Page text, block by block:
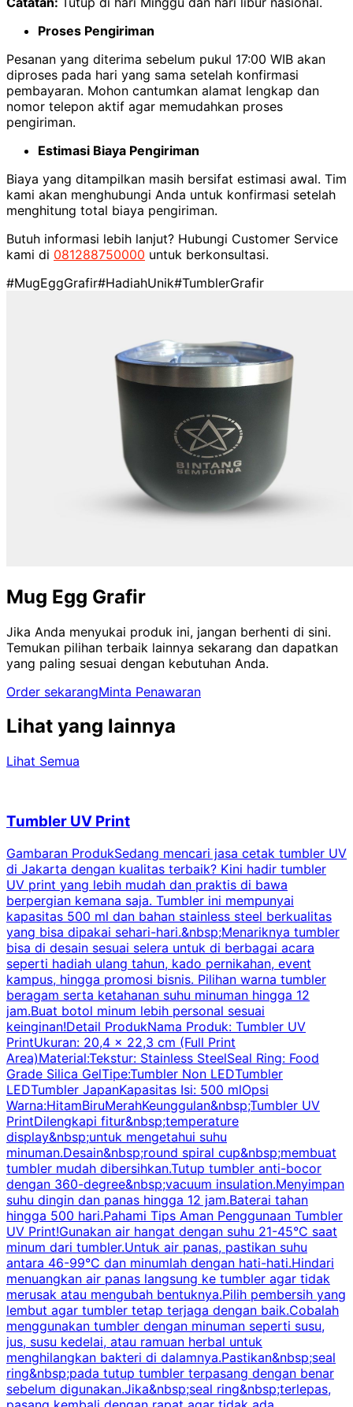
Proses Pengiriman
Pesanan yang diterima sebelum pukul 17:00 WIB akan
diproses pada hari yang sama setelah konfirmasi
pembayaran. Mohon cantumkan alamat lengkap dan
nomor telepon aktif agar memudahkan proses
pengiriman.
Estimasi Biaya Pengiriman
Biaya yang ditampilkan masih bersifat estimasi awal. Tim
kami akan menghubungi Anda untuk konfirmasi setelah
menghitung total biaya pengiriman.
Butuh informasi lebih lanjut? Hubungi Customer Service
kami di 081288750000 untuk berkonsultasi.
#MugEggGrafir#HadiahUnik#TumblerGrafir
Mug Egg Grafir
Jika Anda menyukai produk ini, jangan berhenti di sini.
Temukan pilihan terbaik lainnya sekarang dan dapatkan
yang paling sesuai dengan kebutuhan Anda.
Order sekarangMinta Penawaran
Lihat yang lainnya
Lihat Semua
Tumbler UV Print
Gambaran ProdukSedang mencari jasa cetak tumbler UV
di Jakarta dengan kualitas terbaik? Kini hadir tumbler
UV print yang lebih mudah dan praktis di bawa
berpergian kemana saja. Tumbler ini mempunyai
kapasitas 500 ml dan bahan stainless steel berkualitas
yang bisa dipakai sehari-hari.&nbsp;Menariknya tumbler
bisa di desain sesuai selera untuk di berbagai acara
seperti hadiah ulang tahun, kado pernikahan, event
kampus, hingga promosi bisnis. Pilihan warna tumbler
beragam serta ketahanan suhu minuman hingga 12
jam.Buat botol minum lebih personal sesuai
keinginan!Detail ProdukNama Produk: Tumbler UV
PrintUkuran: 20,4 x 22,3 cm (Full Print
Area)Material:Tekstur: Stainless SteelSeal Ring: Food
Grade Silica GelTipe:Tumbler Non LEDTumbler
LEDTumbler JapanKapasitas Isi: 500 mlOpsi
Warna:HitamBiruMerahKeunggulan&nbsp;Tumbler UV
PrintDilengkapi fitur&nbsp;temperature
display&nbsp;untuk mengetahui suhu
minuman.Desain&nbsp;round spiral cup&nbsp;membuat
tumbler mudah dibersihkan.Tutup tumbler anti-bocor
dengan 360-degree&nbsp;vacuum insulation.Menyimpan
suhu dingin dan panas hingga 12 jam.Baterai tahan
hingga 500 hari.Pahami Tips Aman Penggunaan Tumbler
UV Print!Gunakan air hangat dengan suhu 21-45°C saat
minum dari tumbler.Untuk air panas, pastikan suhu
antara 46-99°C dan minumlah dengan hati-hati.Hindari
menuangkan air panas langsung ke tumbler agar tidak
merusak atau mengubah bentuknya.Pilih pembersih yang
lembut agar tumbler tetap terjaga dengan baik.Cobalah
menggunakan tumbler dengan minuman seperti susu,
jus, susu kedelai, atau ramuan herbal untuk
menghilangkan bakteri di dalamnya.Pastikan&nbsp;seal
ring&nbsp;pada tutup tumbler terpasang dengan benar
sebelum digunakan.Jika&nbsp;seal ring&nbsp;terlepas,